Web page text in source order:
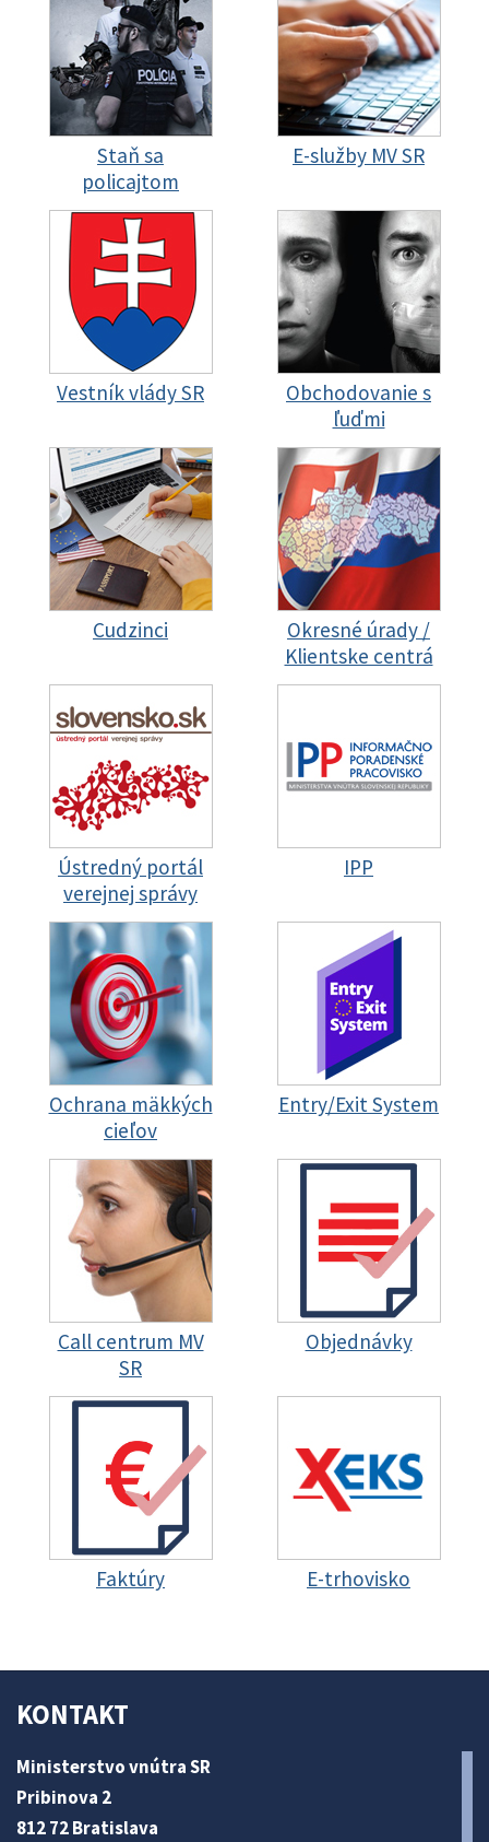
Staň sa
policajtom
E-služby MV SR
Vestník vlády SR
Obchodovanie s
ľuďmi
Cudzinci
Okresné úrady /
Klientske centrá
Ústredný portál
verejnej správy
IPP
Ochrana mäkkých
cieľov
Entry/Exit System
Call centrum MV
SR
Objednávky
Faktúry E-trhovisko
KONTAKT
Ministerstvo vnútra SR
Pribinova 2
812 72 Bratislava